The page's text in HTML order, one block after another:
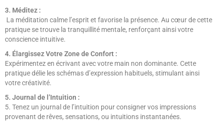
3. Méditez :
La méditation calme l’esprit et favorise la présence. Au cœur de cette
pratique se trouve la tranquillité mentale, renforçant ainsi votre
conscience intuitive.
4. Élargissez Votre Zone de Confort :
Expérimentez en écrivant avec votre main non dominante. Cette
pratique délie les schémas d’expression habituels, stimulant ainsi
votre créativité.
5. Journal de l’Intuition :
5. Tenez un journal de l’intuition pour consigner vos impressions
provenant de rêves, sensations, ou intuitions instantanées.